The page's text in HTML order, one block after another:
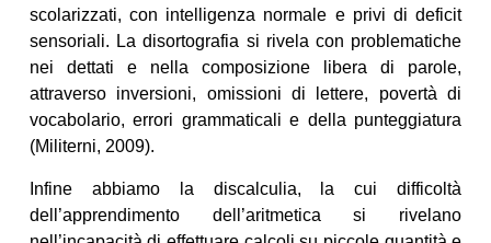
scolarizzati, con intelligenza normale e privi di deficit
sensoriali. La disortografia si rivela con problematiche
nei dettati e nella composizione libera di parole,
attraverso inversioni, omissioni di lettere, povertà di
vocabolario, errori grammaticali e della punteggiatura
(Militerni, 2009).
Infine abbiamo la discalculia, la cui difficoltà
dell’apprendimento dell’aritmetica si rivelano